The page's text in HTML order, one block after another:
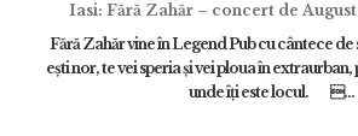
ÎNCARCA IMAGINI
Iasi: Fără Zahăr – concert de
Fără Zahăr vine în Legend Pub cu cântece
eşti nor, te vei speria şi vei ploua în
unde îţi este locul. ...